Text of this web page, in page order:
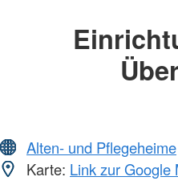
Alten- und Pflegeheime
Karte: Link zur Google